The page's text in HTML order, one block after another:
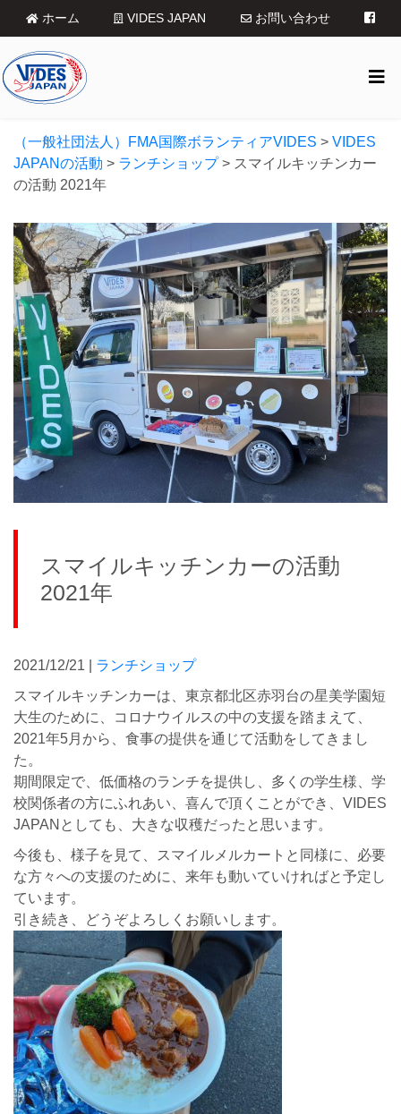
ホーム VIDES JAPAN お問い合わせ
（一般社団法人）FMA国際ボランティアVIDES > VIDES
JAPANの活動 > ランチショップ> スマイルキッチンカー
の活動 2021年
スマイルキッチンカーの活動
2021年
2021/12/21 | ランチショップ
スマイルキッチンカーは、東京都北区赤羽台の星美学園短
大生のために、コロナウイルスの中の支援を踏まえて、
2021年5月から、食事の提供を通じて活動をしてきまし
た。
期間限定で、低価格のランチを提供し、多くの学生様、学
校関係者の方にふれあい、喜んで頂くことができ、VIDES
JAPANとしても、大きな収穫だったと思います。
今後も、様子を見て、スマイルメルカートと同様に、必要
な方々への支援のために、来年も動いていければと予定し
ています。
引き続き、どうぞよろしくお願いします。